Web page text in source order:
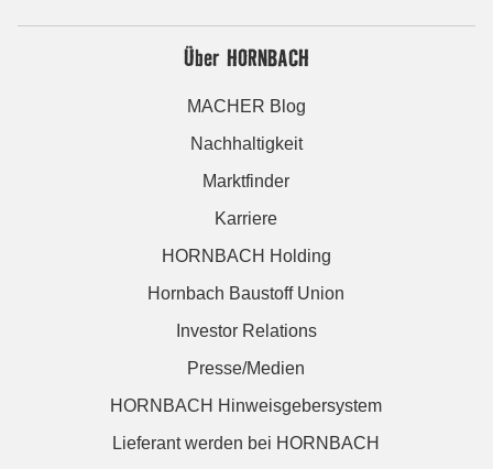
Über HORNBACH
MACHER Blog
Nachhaltigkeit
Marktfinder
Karriere
HORNBACH Holding
Hornbach Baustoff Union
Investor Relations
Presse/Medien
HORNBACH Hinweisgebersystem
Lieferant werden bei HORNBACH